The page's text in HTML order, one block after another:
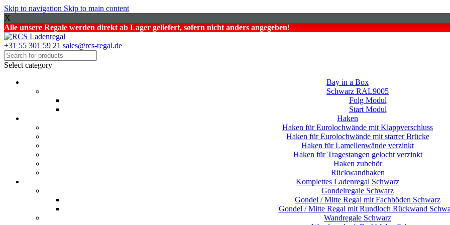
Skip to navigation Skip to main content
X
Alle unsere Regale werden direkt ab Lager geliefert, sofern nicht anders angegeben!
+31 55 301 59 21 sales@rcs-regal.de
Select category
Bay in a Box
Schwarz RAL9005
Folg Modul
Start Modul
Haken
Haken für Eurolochwände mit Klappverschluss
Haken für Eurolochwände mit starrer Brücke
Haken für Lamellenwände verzinkt
Haken für Tragestangen gelocht verzinkt
Haken zubehör
Rückwandhaken
Komplettes Ladenregal Schwarz
Gondelregale Schwarz
Gondel / Mitte Regal mit Fachböden Schwarz
Gondel / Mitte Regal mit Rundloch Rückwand
Wandregale Schwarz